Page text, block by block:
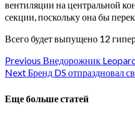
вентиляции на центральной
секции, поскольку она бы
Всего будет выпущено 12
Continue
Previous Внедорожник
NextБренд DS отпраздновал
Еще больше статей